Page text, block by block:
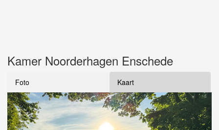
Kamer Noorderhagen Enschede
Foto Kaart